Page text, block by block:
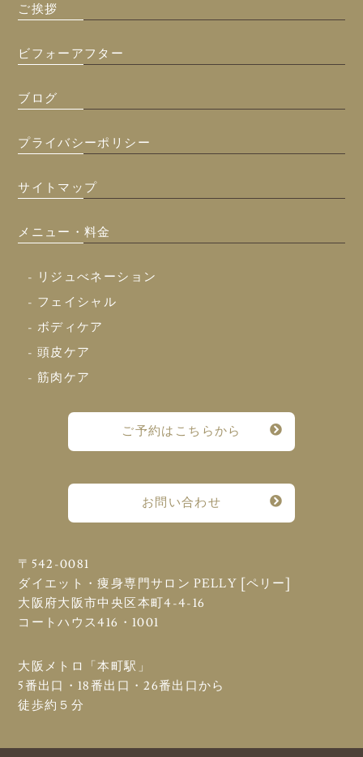
ご挨拶
ビフォーアフター
ブログ
プライバシーポリシー
サイトマップ
メニュー・料金
- リジュべネーション
- フェイシャル
- ボディケア
- 頭皮ケア
- 筋肉ケア
ご予約はこちらから
お問い合わせ
〒542-0081
ダイエット・痩身専門サロン PELLY [ペリー]
大阪府大阪市中央区本町4-4-16
コートハウス416・1001
大阪メトロ「本町駅」
5番出口・18番出口・26番出口から
徒歩約５分